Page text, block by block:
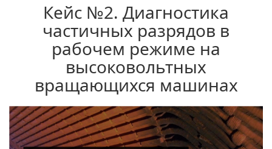
Кейс №2. Диагностика
частичных разрядов в
рабочем режиме на
высоковольтных
вращающихся машинах